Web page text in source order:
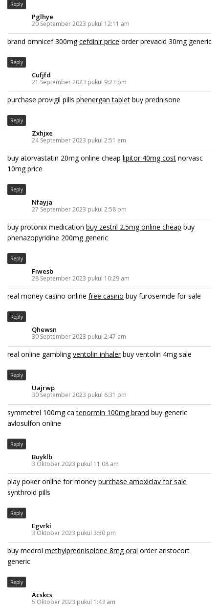
Reply
Pglhye
20 September 2023 pukul 12:11 am
brand omnicef 300mgcefdinir price order prevacid 30mg generic
Reply
Cufjfd
21 September 2023 pukul 9:23 pm
purchase provigil pills phenergan tablet buy prednisone
Reply
Zxhjxe
24 September 2023 pukul 2:51 am
buy atorvastatin 20mg online cheap lipitor 40mg cost norvasc
10mg price
Reply
Nfayja
27 September 2023 pukul 2:58 pm
buy protonix medication buy zestril 2.5mg online cheap buy
phenazopyridine 200mg generic
Reply
Fiwesb
28 September 2023 pukul 10:29 am
real money casino online free casino buy furosemide for sale
Reply
Qhewsn
30 September 2023 pukul 2:47 am
real online gamblingventolin inhalerbuy ventolin 4mg sale
Reply
Uajrwp
30 September 2023 pukul 6:31 pm
symmetrel 100mg catenormin 100mg brand buy generic
avlosulfon online
Reply
Buyklb
3 Oktober 2023 pukul 11:08 am
play poker online for money purchase amoxiclav for sale
synthroid pills
Reply
Egvrki
3 Oktober 2023 pukul 3:50 pm
buy medrol methylprednisolone 8mg oral order aristocort
generic
Reply
Acskcs
5 Oktober 2023 pukul 1:43 am